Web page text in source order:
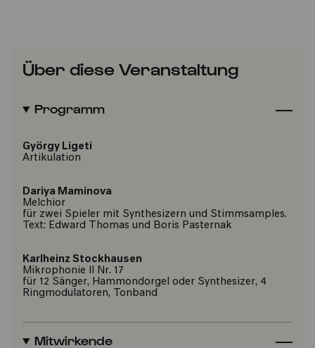
Über diese Veranstaltung
Programm
György Ligeti
Artikulation
Dariya Maminova
Melchior
für zwei Spieler mit Synthesizern und Stimmsamples.
Text: Edward Thomas und Boris Pasternak
Karlheinz Stockhausen
Mikrophonie II Nr. 17
für 12 Sänger, Hammondorgel oder Synthesizer, 4
Ringmodulatoren, Tonband
Mitwirkende